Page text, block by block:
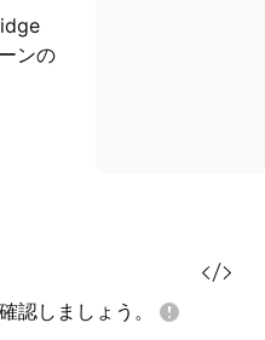
ンの
導
安定
行
の
認しましょう。